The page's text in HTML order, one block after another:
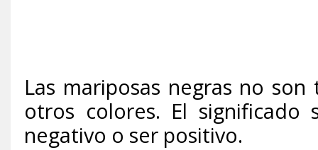
Las mariposas negras no
otros colores. El
negativo o ser positivo.